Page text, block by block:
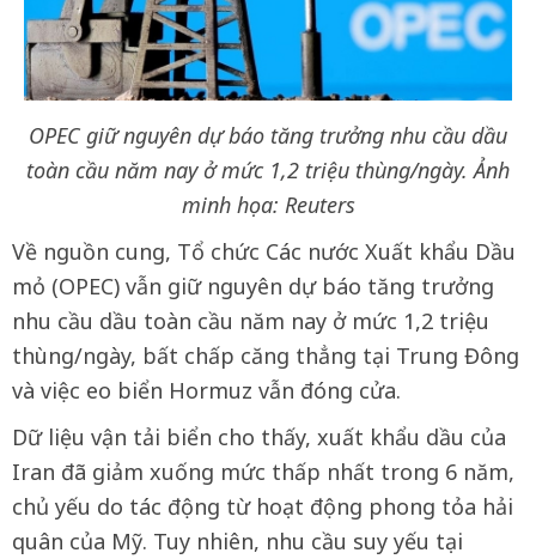
OPEC giữ nguyên dự báo tăng trưởng nhu cầu dầu
toàn cầu năm nay ở mức 1,2 triệu thùng/ngày. Ảnh
minh họa: Reuters
Về nguồn cung, Tổ chức Các nước Xuất khẩu Dầu
mỏ (OPEC) vẫn giữ nguyên dự báo tăng trưởng
nhu cầu dầu toàn cầu năm nay ở mức 1,2 triệu
thùng/ngày, bất chấp căng thẳng tại Trung Đông
và việc eo biển Hormuz vẫn đóng cửa.
Dữ liệu vận tải biển cho thấy, xuất khẩu dầu của
Iran đã giảm xuống mức thấp nhất trong 6 năm,
chủ yếu do tác động từ hoạt động phong tỏa hải
quân của Mỹ. Tuy nhiên, nhu cầu suy yếu tại